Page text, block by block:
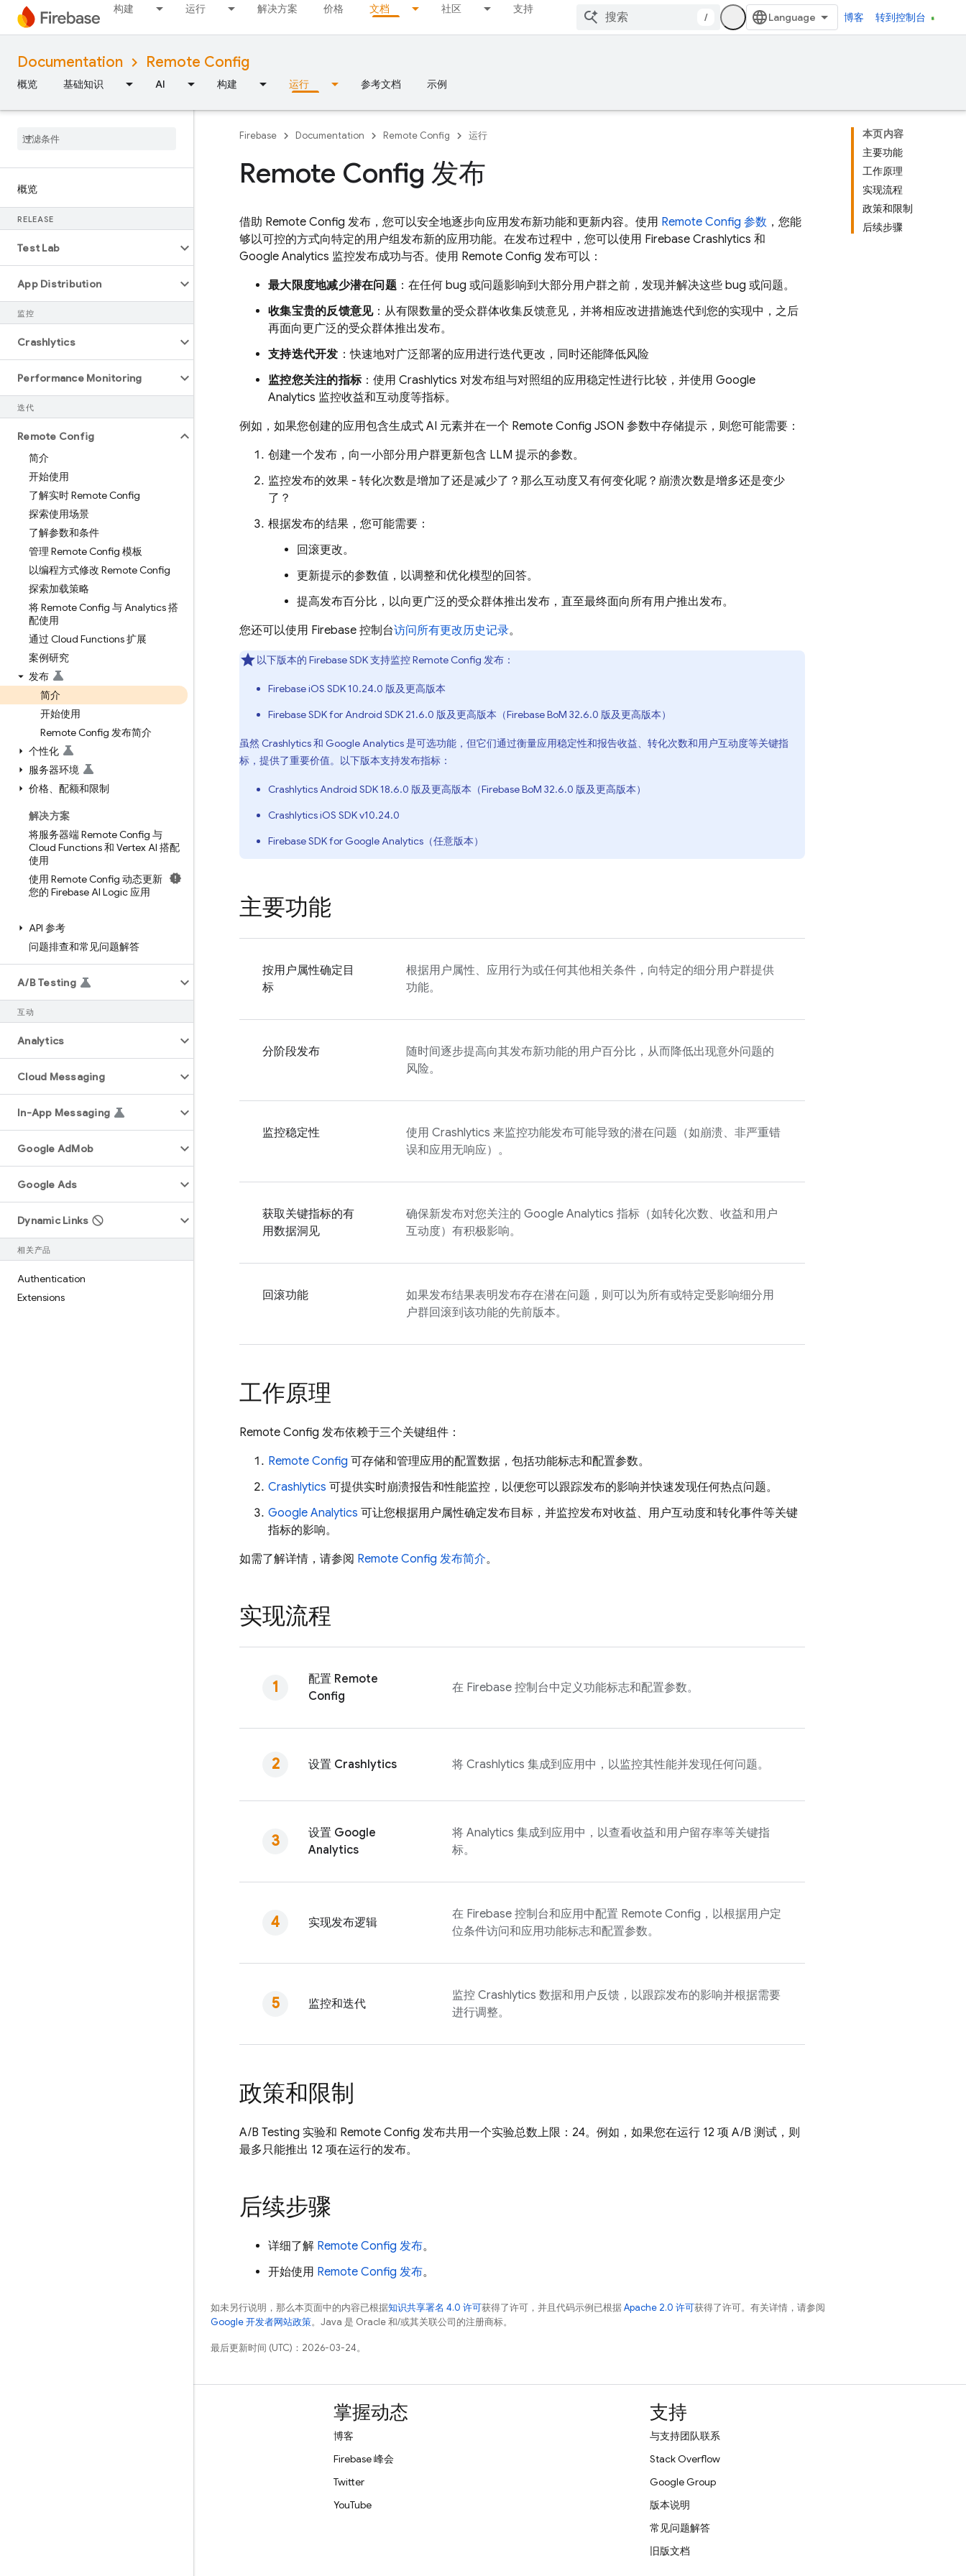
构建 运行 解决方案 价格 文档 社区 支持
/ 博客 转到控制台
Documentation Remote Config
概览 基础知识 AI 构建 运行 参考文档 示例
概览
RELEASE
Test Lab
App Distribution
监控
Crashlytics
Performance Monitoring
迭代
Remote Config
简介
开始使用
了解实时 Remote Config
探索使用场景
了解参数和条件
管理 Remote Config 模板
以编程方式修改 Remote Config
探索加载策略
将 Remote Config 与 Analytics 搭
配使用
通过 Cloud Functions 扩展
案例研究
发布
简介
开始使用
Remote Config 发布简介
个性化
服务器环境
价格、配额和限制
解决方案
将服务器端 Remote Config 与
Cloud Functions 和 Vertex AI 搭配
使用
使用 Remote Config 动态更新
您的 Firebase AI Logic 应用
API 参考
问题排查和常见问题解答
A/B Testing
互动
Analytics
Cloud Messaging
In-App Messaging
Google AdMob
Google Ads
Dynamic Links
相关产品
Authentication
Extensions
本页内容
主要功能
工作原理
实现流程
政策和限制
后续步骤
Firebase Documentation Remote Config 运行
Remote Config 发布
借助 Remote Config 发布，您可以安全地逐步向应用发布新功能和更新内容。使用 Remote Config 参数 ，您能
够以可控的方式向特定的用户组发布新的应用功能。在发布过程中，您可以使用 Firebase Crashlytics 和
Google Analytics 监控发布成功与否。使用 Remote Config 发布可以：
最大限度地减少潜在问题：在任何 bug 或问题影响到大部分用户群之前，发现并解决这些 bug 或问题。
收集宝贵的反馈意见：从有限数量的受众群体收集反馈意见，并将相应改进措施迭代到您的实现中，之后
再面向更广泛的受众群体推出发布。
支持迭代开发 ：快速地对广泛部署的应用进行迭代更改，同时还能降低风险
监控您关注的指标：使用 Crashlytics 对发布组与对照组的应用稳定性进行比较，并使用 Google
Analytics 监控收益和互动度等指标。
例如，如果您创建的应用包含生成式 AI 元素并在一个 Remote Config JSON 参数中存储提示，则您可能需要：
创建一个发布，向一小部分用户群更新包含 LLM 提示的参数。
监控发布的效果 - 转化次数是增加了还是减少了？那么互动度又有何变化呢？崩溃次数是增多还是变少
了？
根据发布的结果，您可能需要：
回滚更改。
更新提示的参数值，以调整和优化模型的回答。
提高发布百分比，以向更广泛的受众群体推出发布，直至最终面向所有用户推出发布。
您还可以使用 Firebase 控制台访问所有更改历史记录。
以下版本的 Firebase SDK 支持监控Remote Config 发布：
Firebase iOS SDK 10.24.0 版及更高版本
Firebase SDK for Android SDK 21.6.0 版及更高版本（Firebase BoM 32.6.0 版及更高版本）
虽然 Crashlytics和 Google Analytics是可选功能，但它们通过衡量应用稳定性和报告收益、转化次数和用户互动度等关键指
标，提供了重要价值。以下版本支持发布指标：
CrashlyticsAndroid SDK 18.6.0 版及更高版本（Firebase BoM 32.6.0 版及更高版本）
CrashlyticsiOS SDK v10.24.0
Firebase SDK for Google Analytics （任意版本）
主要功能
按用户属性确定目
标
根据用户属性、应用行为或任何其他相关条件，向特定的细分用户群提供
功能。
分阶段发布
随时间逐步提高向其发布新功能的用户百分比，从而降低出现意外问题的
风险。
监控稳定性 使用 Crashlytics 来监控功能发布可能导致的潜在问题（如崩溃、非严重错
误和应用无响应）。
获取关键指标的有
用数据洞见
确保新发布对您关注的 Google Analytics 指标（如转化次数、收益和用户
互动度）有积极影响。
回滚功能
如果发布结果表明发布存在潜在问题，则可以为所有或特定受影响细分用
户群回滚到该功能的先前版本。
工作原理
Remote Config 发布依赖于三个关键组件：
Remote Config 可存储和管理应用的配置数据，包括功能标志和配置参数。
Crashlytics 可提供实时崩溃报告和性能监控，以便您可以跟踪发布的影响并快速发现任何热点问题。
Google Analytics 可让您根据用户属性确定发布目标，并监控发布对收益、用户互动度和转化事件等关键
指标的影响。
如需了解详情，请参阅 Remote Config 发布简介。
实现流程
配置 Remote
Config
在 Firebase 控制台中定义功能标志和配置参数。
设置 Crashlytics 将 Crashlytics 集成到应用中，以监控其性能并发现任何问题。
设置 Google
Analytics
将 Analytics 集成到应用中，以查看收益和用户留存率等关键指
标。
实现发布逻辑
在 Firebase 控制台和应用中配置 Remote Config ，以根据用户定
位条件访问和应用功能标志和配置参数。
监控和迭代
监控 Crashlytics 数据和用户反馈，以跟踪发布的影响并根据需要
进行调整。
政策和限制
A/B Testing 实验和 Remote Config 发布共用一个实验总数上限：24。例如，如果您在运行 12 项 A/B 测试，则
最多只能推出 12 项在运行的发布。
后续步骤
详细了解 Remote Config 发布。
开始使用 Remote Config 发布。
如未另行说明，那么本页面中的内容已根据知识共享署名 4.0 许可获得了许可，并且代码示例已根据Apache 2.0 许可获得了许可。有关详情，请参阅
Google 开发者网站政策。Java 是 Oracle 和/或其关联公司的注册商标。
最后更新时间 (UTC)：2026-03-24。
掌握动态
博客
Firebase 峰会
Twitter
YouTube
支持
与支持团队联系
Stack Overflow
Google Group
版本说明
常见问题解答
旧版文档